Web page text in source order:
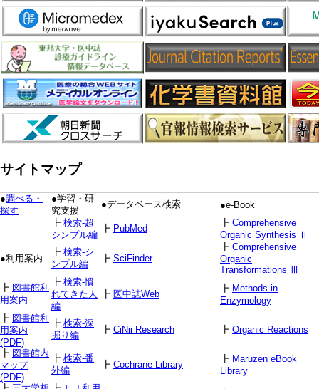
サイトマップ
●調べる・
探す
●学習・研
究支援
●データベース検索
●e-Book
┣ 検索-超
シンプル編
┣ PubMed
┣ Comprehensive
Organic Synthesis Ⅱ
●利用案内
┣ 検索-シ
ンプル編
┣ SciFinder
┣ Comprehensive
Organic
Transformations Ⅲ
┣ 図書館利
用案内
┣ 検索-慣
れてきた人
編
┣ 医中誌Web
┣ Methods in
Enzymology
┣ 図書館利
用案内
(PDF)
┣ 検索-深
掘り編
┣ CiNii Research ┣ Organic Reactions
┣ 図書館内
マップ
(PDF)
┣ 検索-番
外編
┣ Cochrane Library
┣ Maruzen eBook
Library